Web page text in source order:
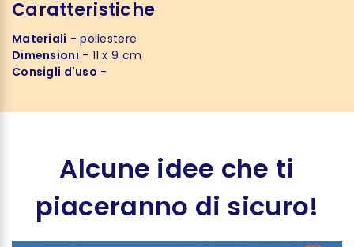
Caratteristiche
Materiali - poliestere
Dimensioni - 11 x 9 cm
Consigli d'uso -
Alcune idee che ti
piaceranno di sicuro!